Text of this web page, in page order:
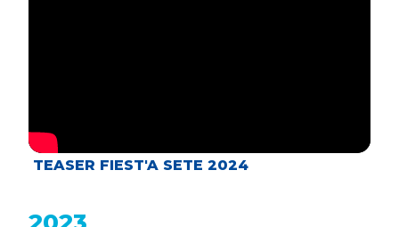
TEASER FIEST'A SETE 2024